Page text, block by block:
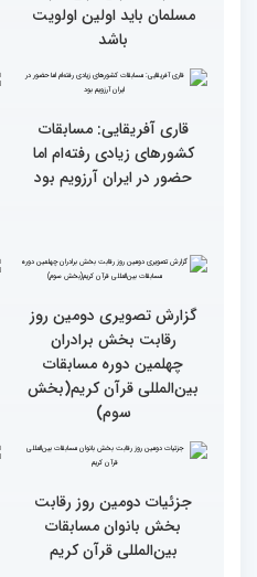
کسب موفقیت‌های متعدد
در زندگی یکی از تأثیرات
انس با قرآن است
قاری آفریقایی: مسابقات
کشورهای زیادی رفته‌ام اما
حضور در ایران آرزویم بود
گزارش تصویری دومین روز
رقابت بخش برادران